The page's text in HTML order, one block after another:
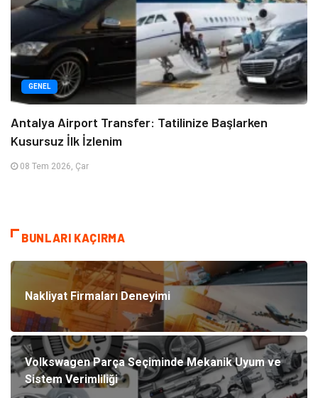
GENEL
Antalya Airport Transfer: Tatilinize Başlarken
Kusursuz İlk İzlenim
08 Tem 2026, Çar
BUNLARI KAÇIRMA
Nakliyat Firmaları Deneyimi
Volkswagen Parça Seçiminde Mekanik Uyum ve
Sistem Verimliliği